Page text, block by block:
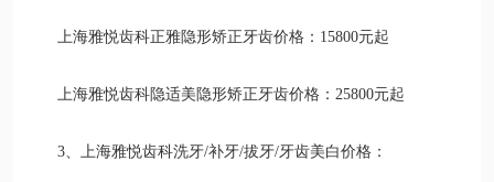
上海雅悦齿科正雅隐形矫正牙齿价格：15800元起
上海雅悦齿科隐适美隐形矫正牙齿价格：25800元起
3、上海雅悦齿科洗牙/补牙/拔牙/牙齿美白价格：